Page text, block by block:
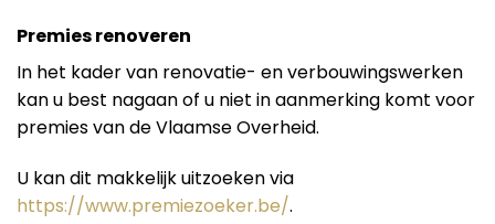
Premies renoveren
In het kader van renovatie- en verbouwingswerken
kan u best nagaan of u niet in aanmerking komt voor
premies van de Vlaamse Overheid.
U kan dit makkelijk uitzoeken via
https://www.premiezoeker.be/.